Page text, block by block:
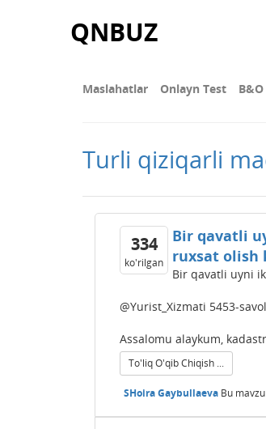
QNBUZ
Maslahatlar Onlayn Test В&О
Turli qiziqarli
334
ko'rilgan
Bir qavatli
ruxsat olish
Bir qavatli uyni
@Yurist_Xizmati 5453-
Assalomu alaykum,
To'liq O'qib Chiqish ...
SHoira Gaybullaeva Bu mavzu